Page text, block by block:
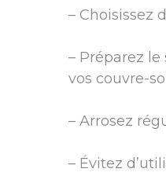
– Choisissez
– Préparez
vos couvre-
– Arrosez
– Évitez